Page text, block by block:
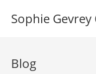
Sophie Gevrey
Blog